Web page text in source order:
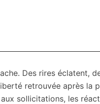
Des rires éclatent,
retrouvée après la
sollicitations, les